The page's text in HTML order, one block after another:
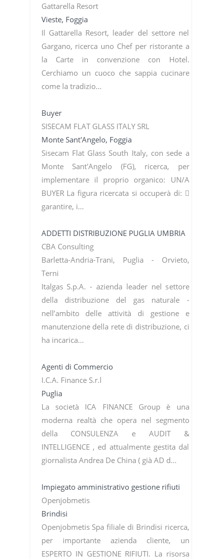
Gattarella Resort
Vieste, Foggia
Il Gattarella Resort, leader del settore nel
Gargano, ricerca uno Chef per ristorante a
la Carte in convenzione con Hotel.
Cerchiamo un cuoco che sappia cucinare
come la tradizio...
Buyer
SISECAM FLAT GLASS ITALY SRL
Monte Sant'Angelo, Foggia
Sisecam Flat Glass South Italy, con sede a
Monte Sant'Angelo (FG), ricerca, per
implementare il proprio organico: UN/A
BUYER La figura ricercata si occuperà di: 
garantire, i...
ADDETTI DISTRIBUZIONE PUGLIA UMBRIA
CBA Consulting
Barletta-Andria-Trani, Puglia - Orvieto,
Terni
Italgas S.p.A. - azienda leader nel settore
della distribuzione del gas naturale -
nell’ambito delle attività di gestione e
manutenzione della rete di distribuzione, ci
ha incarica...
Agenti di Commercio
I.C.A. Finance S.r.l
Puglia
La società ICA FINANCE Group è una
moderna realtà che opera nel segmento
della CONSULENZA e AUDIT &
INTELLIGENCE , ed attualmente gestita dal
giornalista Andrea De China ( già AD d...
Impiegato amministrativo gestione rifiuti
Openjobmetis
Brindisi
Openjobmetis Spa filiale di Brindisi ricerca,
per importante azienda cliente, un
ESPERTO IN GESTIONE RIFIUTI. La risorsa